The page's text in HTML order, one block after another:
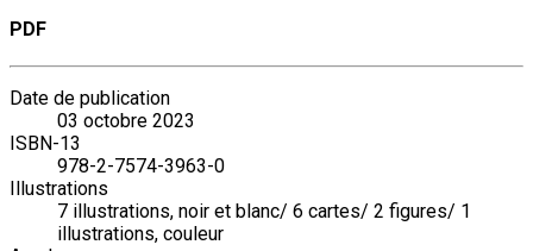
PDF
Date de publication
03 octobre 2023
ISBN-13
978-2-7574-3963-0
Illustrations
7 illustrations, noir et blanc/ 6 cartes/ 2 figures/ 1
illustrations, couleur